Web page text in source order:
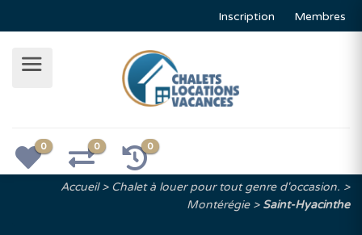
Inscription Membres
0 0 0
Accueil
Chalet à louer pour tout genre d'occasion.
Montérégie
Saint-Hyacinthe